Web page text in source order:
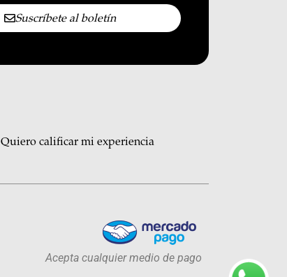
Suscríbete al boletín
Quiero calificar mi experiencia
Acepta cualquier medio de pago